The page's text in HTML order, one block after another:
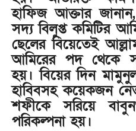
হাফিজ আক্তার
সদ্য বিলুপ্ত কমিটির
ছেলের বিয়েতেই
আমিরের পদ থেকে
হয়। বিয়ের দিন
হাবিবসহ কয়েকজন
শফীকে সরিয়ে
পরিকল্পনা হয়।